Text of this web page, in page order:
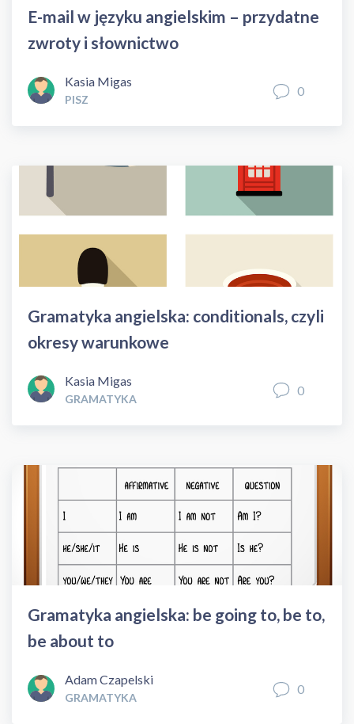
E-mail w języku angielskim – przydatne
zwroty i słownictwo
Kasia Migas
PISZ
0
Gramatyka angielska: conditionals, czyli
okresy warunkowe
Kasia Migas
GRAMATYKA
0
Gramatyka angielska: be going to, be to,
be about to
Adam Czapelski
GRAMATYKA
0